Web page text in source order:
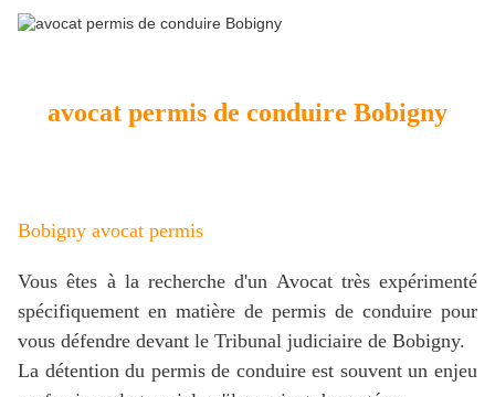
avocat permis de conduire Bobigny
Bobigny avocat permis
Vous êtes à la recherche d'un Avocat très expérimenté
spécifiquement en matière de permis de conduire pour
vous défendre devant le Tribunal judiciaire de Bobigny.
La détention du permis de conduire est souvent un enjeu